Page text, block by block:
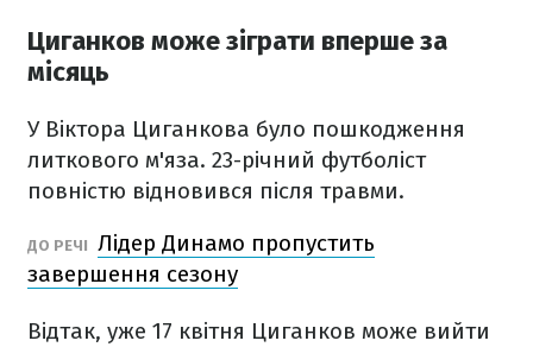
Циганков може зіграти вперше за
місяць
У Віктора Циганкова було пошкодження
литкового м'яза. 23-річний футболіст
повністю відновився після травми.
ДО РЕЧІ Лідер Динамо пропустить
завершення сезону
Відтак, уже 17 квітня Циганков може вийти